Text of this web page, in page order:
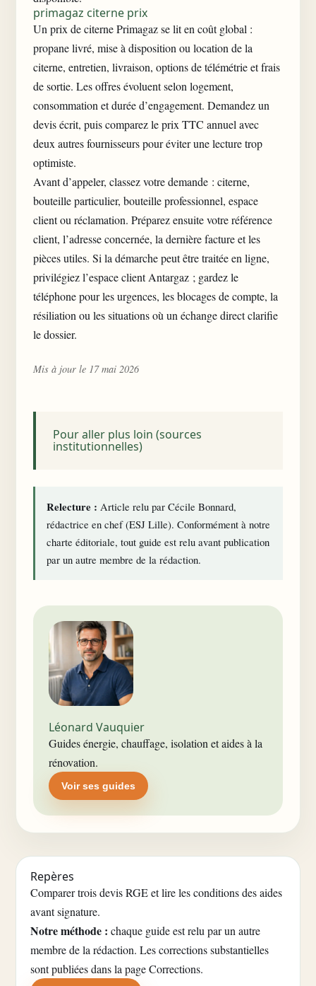
primagaz citerne prix
Un prix de citerne Primagaz se lit en coût global :
propane livré, mise à disposition ou location de la
citerne, entretien, livraison, options de télémétrie et frais
de sortie. Les offres évoluent selon logement,
consommation et durée d’engagement. Demandez un
devis écrit, puis comparez le prix TTC annuel avec
deux autres fournisseurs pour éviter une lecture trop
optimiste.
Avant d’appeler, classez votre demande : citerne,
bouteille particulier, bouteille professionnel, espace
client ou réclamation. Préparez ensuite votre référence
client, l’adresse concernée, la dernière facture et les
pièces utiles. Si la démarche peut être traitée en ligne,
privilégiezl’espace client Antargaz ; gardez le
téléphone pour les urgences, les blocages de compte, la
résiliation ou les situations où un échange direct clarifie
le dossier.
Mis à jour le 17 mai 2026
Pour aller plus loin (sources
institutionnelles)
Relecture : Article relu par Cécile Bonnard,
rédactrice en chef (ESJ Lille). Conformément à notre
charte éditoriale, tout guide est relu avant publication
par un autre membre de la rédaction.
Léonard Vauquier
Guides énergie, chauffage, isolation et aides à la
rénovation.
Voir ses guides
Repères
Comparer trois devis RGE et lire les conditions des aides
avant signature.
Notre méthode : chaque guide est relu par un autre
membre de la rédaction. Les corrections substantielles
sont publiées dans la page Corrections.